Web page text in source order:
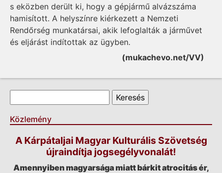
s eközben derült ki, hogy a gépjármű alvázszáma
hamisított. A helyszínre kiérkezett a Nemzeti
Rendőrség munkatársai, akik lefoglalták a járművet
és eljárást indítottak az ügyben.
(mukachevo.net/VV)
Keresés űrlap
Keresés
Közlemény
A Kárpátaljai Magyar Kulturális Szövetség
újraindítja jogsegélyvonalát!
Amennyiben magyarsága miatt bárkit atrocitás ér,